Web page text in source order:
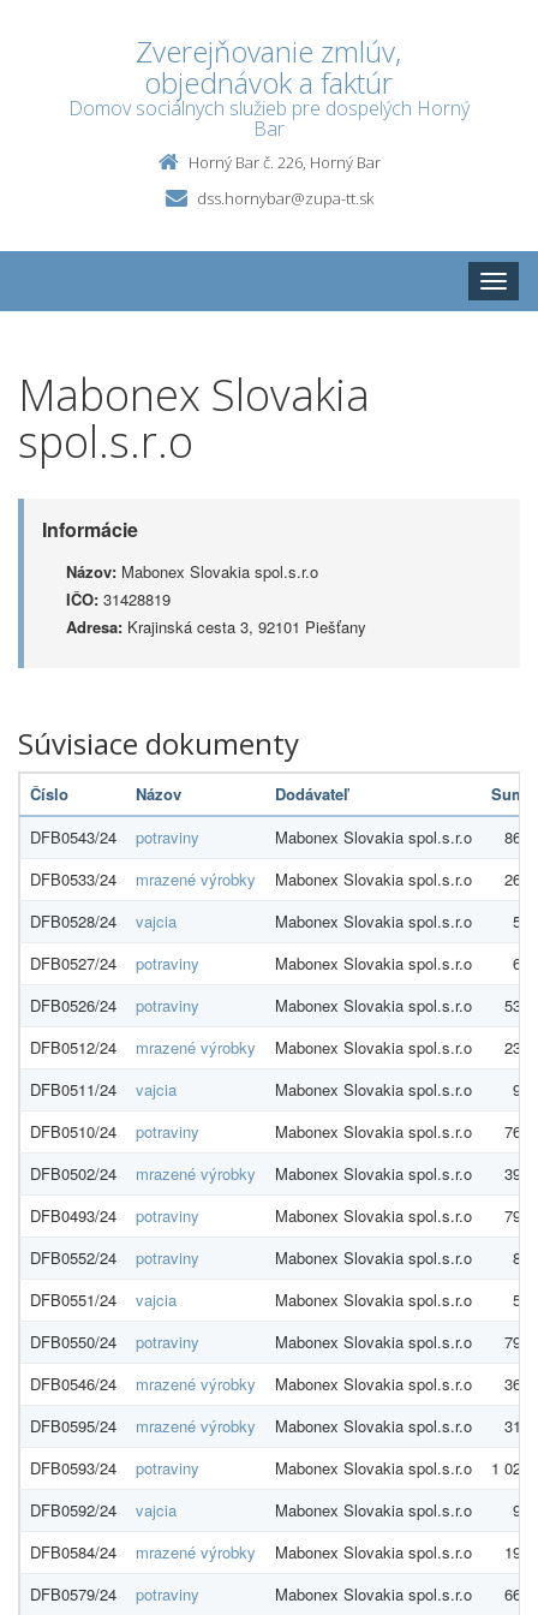
Zverejňovanie zmlúv,
objednávok a faktúr
Domov sociálnych služieb pre dospelých Horný
Bar
Horný Bar č. 226, Horný Bar
dss.hornybar@zupa-tt.sk
Toggle
Mabonex Slovakia
spol.s.r.o
Informácie
Názov: Mabonex Slovakia spol.s.r.o
IČO: 31428819
Adresa: Krajinská cesta 3, 92101 Piešťany
Súvisiace dokumenty
Číslo Názov Dodávateľ
Suma
DFB0543/24
potraviny Mabonex Slovakia spol.s.r.o
DFB0533/24
mrazené výrobky Mabonex Slovakia spol.s.r.o
DFB0528/24
vajcia Mabonex Slovakia spol.s.r.o
DFB0527/24
potraviny Mabonex Slovakia spol.s.r.o
DFB0526/24
potraviny Mabonex Slovakia spol.s.r.o
DFB0512/24
mrazené výrobky Mabonex Slovakia spol.s.r.o
DFB0511/24
vajcia Mabonex Slovakia spol.s.r.o
DFB0510/24
potraviny Mabonex Slovakia spol.s.r.o
DFB0502/24
mrazené výrobky Mabonex Slovakia spol.s.r.o
DFB0493/24
potraviny Mabonex Slovakia spol.s.r.o
DFB0552/24
potraviny Mabonex Slovakia spol.s.r.o
DFB0551/24
vajcia Mabonex Slovakia spol.s.r.o
DFB0550/24
potraviny Mabonex Slovakia spol.s.r.o
DFB0546/24
mrazené výrobky Mabonex Slovakia spol.s.r.o
DFB0595/24
mrazené výrobky Mabonex Slovakia spol.s.r.o
DFB0593/24
potraviny Mabonex Slovakia spol.s.r.o
1
DFB0592/24
vajcia Mabonex Slovakia spol.s.r.o
DFB0584/24
mrazené výrobky Mabonex Slovakia spol.s.r.o
DFB0579/24
potraviny Mabonex Slovakia spol.s.r.o